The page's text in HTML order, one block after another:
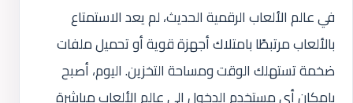
في عالم الألعاب الرقمية الحديث، لم يعد الاستمتاع
بالألعاب مرتبطًا بامتلاك أجهزة قوية أو تحميل ملفات
ضخمة تستهلك الوقت ومساحة التخزين. اليوم، أصبح
بإمكان أي مستخدم الدخول إلى عالم الألعاب مباشرة